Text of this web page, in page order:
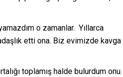
o zamanlar. Yıllarca
etti ona. Biz evimizde kavga
toplamış halde bulurdum onu.